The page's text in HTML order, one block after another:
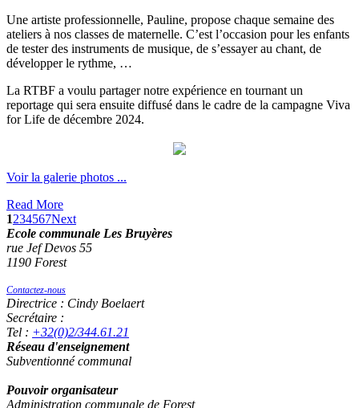
Une artiste professionnelle, Pauline, propose chaque semaine des
ateliers à nos classes de maternelle. C’est l’occasion pour les enfants
de tester des instruments de musique, de s’essayer au chant, de
développer le rythme, …
La RTBF a voulu partager notre expérience en tournant un
reportage qui sera ensuite diffusé dans le cadre de la campagne Viva
for Life de décembre 2024.
Voir la galerie photos ...
Read More
1234567Next
Ecole communale Les Bruyères
rue Jef Devos 55
1190 Forest
Contactez-nous
Directrice : Cindy Boelaert
Secrétaire :
Tel : +32(0)2/344.61.21
Réseau d'enseignement
Subventionné communal
Pouvoir organisateur
Administration communale de Forest